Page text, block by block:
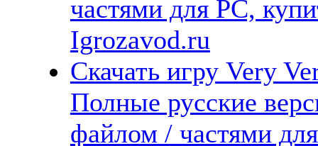
частями для PC,
Igrozavod.ru
Скачать игру Very
Полные русские
файлом / частями